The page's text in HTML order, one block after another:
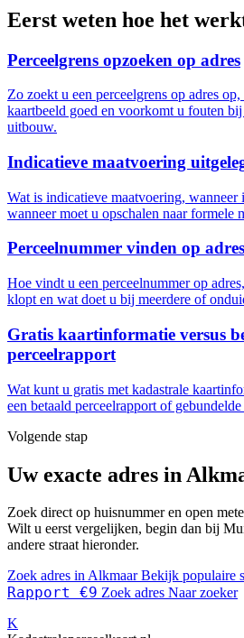
Eerst weten hoe het
Perceelgrens opzoeken op adres
Zo zoekt u een perceelgrens op adres
kaartbeeld goed en voorkomt u fouten
uitbouw.
Indicatieve maatvoering
Wat is indicatieve maatvoering, wanneer
wanneer moet u opschalen naar formele
Perceelnummer vinden op adres
Hoe vindt u een perceelnummer op
klopt en wat doet u bij meerdere of
Gratis kaartinformatie versus
perceelrapport
Wat kunt u gratis met kadastrale
een betaald perceelrapport of
Volgende stap
Uw exacte adres in
Zoek direct op huisnummer en open
Wilt u eerst vergelijken, begin dan bij
andere straat hieronder.
Zoek adres in AlkmaarBekijk populaire
Rapport €9 Zoek adres Naar zoeker
K